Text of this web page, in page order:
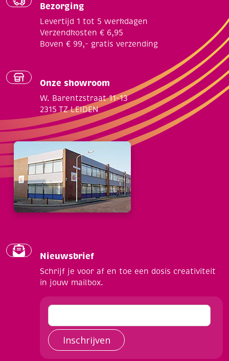
Bezorging
Levertijd 1 tot 5 werkdagen
Verzendkosten € 6,95
Boven € 99,- gratis verzending
Onze showroom
W. Barentzstraat 11-13
2315 TZ LEIDEN
Nieuwsbrief
Schrijf je voor af en toe een dosis creativiteit
in jouw mailbox.
Inschrijven